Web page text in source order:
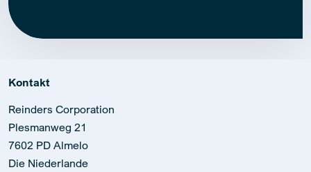
Kontakt
Reinders Corporation
Plesmanweg 21
7602 PD Almelo
Die Niederlande